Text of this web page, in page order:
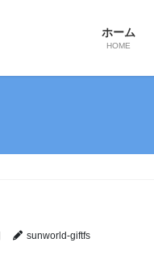
ホーム
HOME
sunworld-giftfs